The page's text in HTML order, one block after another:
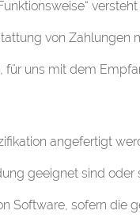
von Zahlungen
für uns mit dem
angefertigt
geeignet sind
Software, sofern die